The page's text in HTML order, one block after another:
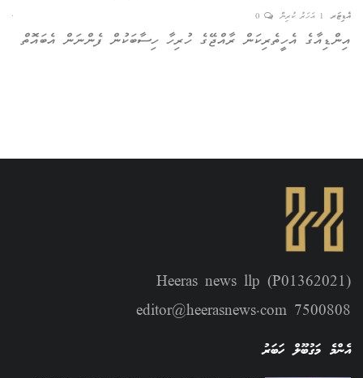
އެޑިޓަރ 1 އަހަރު ކުރިން 0
އިންޑިއާގެ އެހީތެރިކަން ރާއްޖޭގެ ހުރިހާ ހިސާބަކުން ފެންނަން އެބައޮތް
Heeras news llp (P01362021)
editor@heerasnews.com 7500808
އެންމެ މަގުބޫލް ހަބަރު